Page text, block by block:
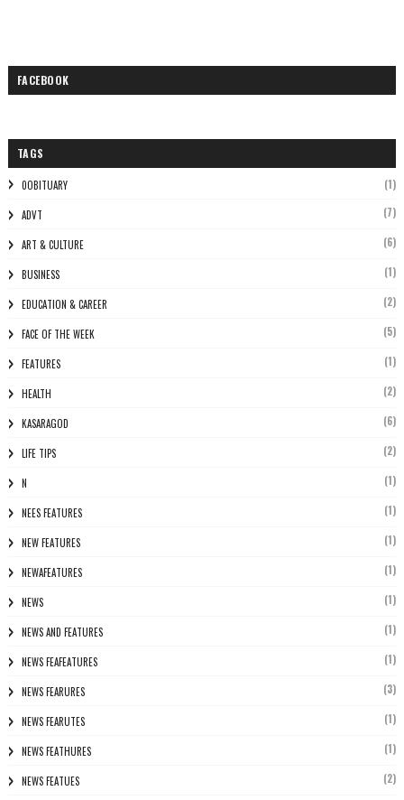
FACEBOOK
TAGS
0OBITUARY (1)
ADVT (7)
ART & CULTURE (6)
BUSINESS (1)
EDUCATION & CAREER (2)
FACE OF THE WEEK (5)
FEATURES (1)
HEALTH (2)
KASARAGOD (6)
LIFE TIPS (2)
N (1)
NEES FEATURES (1)
NEW FEATURES (1)
NEWAFEATURES (1)
NEWS (1)
NEWS AND FEATURES (1)
NEWS FEAFEATURES (1)
NEWS FEARURES (3)
NEWS FEARUTES (1)
NEWS FEATHURES (1)
NEWS FEATUES (2)